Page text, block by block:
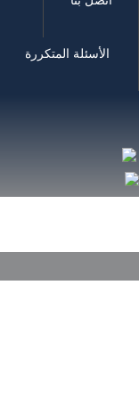
الأسئلة المتكررة